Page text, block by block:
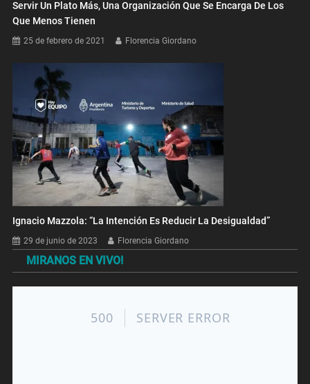
Servir Un Plato Más, Una Organización Que Se Encarga De Los
Que Menos Tienen
25 de febrero de 2021 Florencia Giordano
Ignacio Mazzola: “La Intención Es Reducir La Desigualdad”
29 de junio de 2023 Florencia Giordano
MIRANOS EN VIVO!